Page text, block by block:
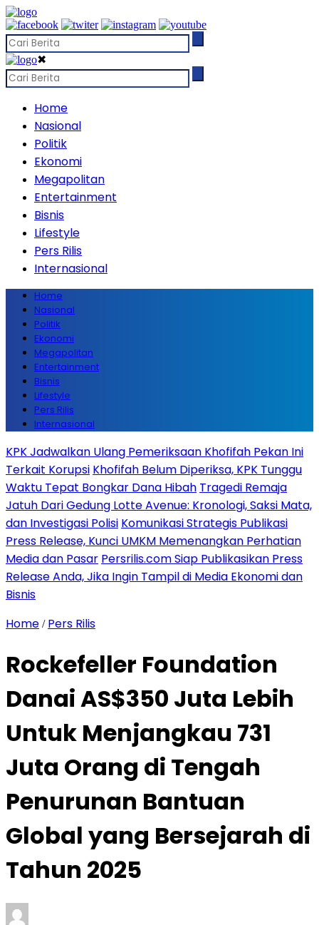
✖
Home
Nasional
Politik
Ekonomi
Megapolitan
Entertainment
Bisnis
Lifestyle
Pers Rilis
Internasional
Home
Nasional
Politik
Ekonomi
Megapolitan
Entertainment
Bisnis
Lifestyle
Pers Rilis
Internasional
KPK Jadwalkan Ulang Pemeriksaan Khofifah Pekan Ini
Terkait Korupsi Khofifah Belum Diperiksa, KPK Tunggu
Waktu Tepat Bongkar Dana Hibah Tragedi Remaja
Jatuh Dari Gedung Lotte Avenue: Kronologi, Saksi Mata,
dan Investigasi Polisi Komunikasi Strategis Publikasi
Press Release, Kunci UMKM Memenangkan Perhatian
Media dan Pasar Persrilis.com Siap Publikasikan Press
Release Anda, Jika Ingin Tampil di Media Ekonomi dan
Bisnis
Home / Pers Rilis
Rockefeller Foundation
Danai AS$350 Juta Lebih
Untuk Menjangkau 731
Juta Orang di Tengah
Penurunan Bantuan
Global yang Bersejarah di
Tahun 2025